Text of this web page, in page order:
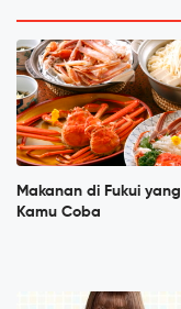
Makanan di Fukui
Kamu Coba